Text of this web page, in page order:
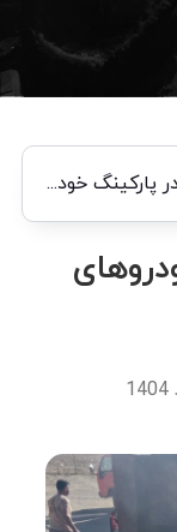
سنگین در جاده فراهان